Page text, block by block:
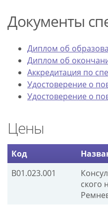
Документы
Диплом об
Диплом об
Аккредитация по
Удостоверение о
Удостоверение о
Цены
Код
B01.023.001
ского